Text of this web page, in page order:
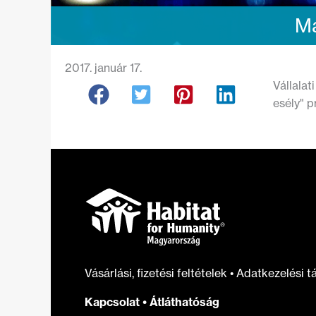
2017. január 17.
esély"
Vásárlási, fizetési feltételek • Adatkezelési
Kapcsolat • Átláthatóság